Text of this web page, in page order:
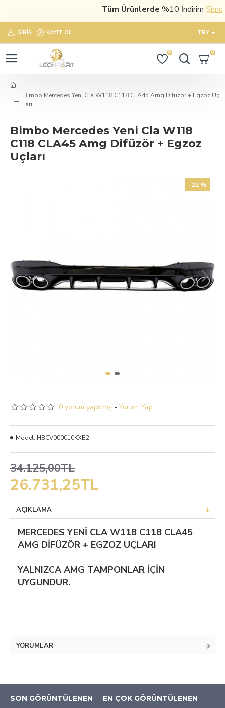
Tüm Ürünlerde%10 İndirimŞimdi
GIRIŞ KAYIT OL TRY
0 0
Bimbo Mercedes Yeni Cla W118 C118 CLA45 Amg Difüzör + Egzoz Uç
ları
Bimbo Mercedes Yeni Cla W118
C118 CLA45 Amg Difüzör + Egzoz
Uçları
-22 %
0 yorum yapılmış. -Yorum Yap
26.731,25TL
34.125,00TL
Model: HBCV000010KXB2
AÇIKLAMA
MERCEDES YENİ CLA W118 C118 CLA45
AMG DİFÜZÖR + EGZOZ UÇLARI
YALNIZCA AMG TAMPONLAR İÇİN
UYGUNDUR.
YORUMLAR
SON GÖRÜNTÜLENEN EN ÇOK GÖRÜNTÜLENEN